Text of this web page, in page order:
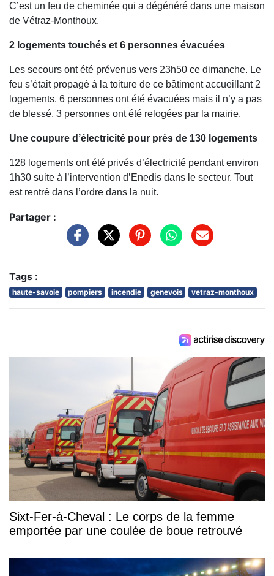
C’est un feu de cheminée qui a dégénéré dans une maison
de Vétraz-Monthoux.
2 logements touchés et 6 personnes évacuées
Les secours ont été prévenus vers 23h50 ce dimanche. Le
feu s’était propagé à la toiture de ce bâtiment accueillant 2
logements. 6 personnes ont été évacuées mais il n’y a pas
de blessé. 3 personnes ont été relogées par la mairie.
Une coupure d’électricité pour près de 130 logements
128 logements ont été privés d’électricité pendant environ
1h30 suite à l’intervention d’Enedis dans le secteur. Tout
est rentré dans l’ordre dans la nuit.
Partager :
Tags :
haute-savoie pompiers incendie genevois vetraz-monthoux
Sixt-Fer-à-Cheval : Le corps de la femme
emportée par une coulée de boue retrouvé